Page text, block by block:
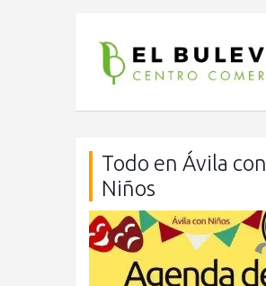
Todo en Ávila con
Niños